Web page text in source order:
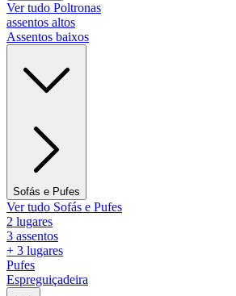
Ver tudo Poltronas
assentos altos
Assentos baixos
Sofás e Pufes
Ver tudo Sofás e Pufes
2 lugares
3 assentos
+ 3 lugares
Pufes
Espreguiçadeira